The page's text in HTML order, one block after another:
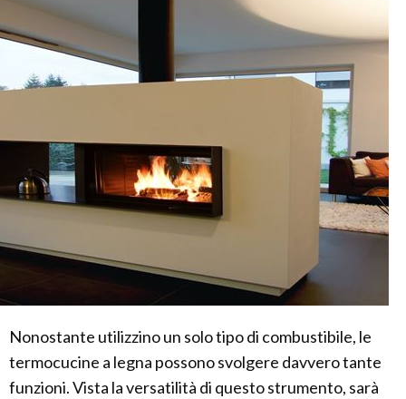
Nonostante utilizzino un solo tipo di combustibile, le
termocucine a legna possono svolgere davvero tante
funzioni. Vista la versatilità di questo strumento, sarà